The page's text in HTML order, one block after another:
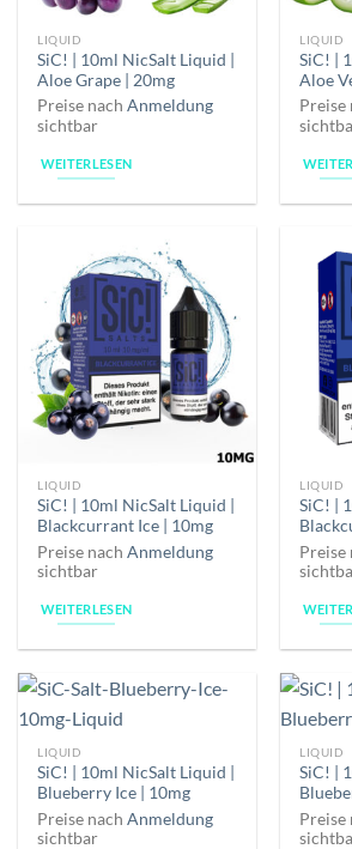
LIQUID
SiC! | 10ml NicSalt Liquid |
Aloe Grape | 20mg
Preise nachAnmeldung
sichtbar
WEITERLESEN
LIQUID
SiC! |
Aloe
Preise
LIQUID
SiC! | 10ml NicSalt Liquid |
Blackcurrant Ice | 10mg
Preise nachAnmeldung
sichtbar
WEITERLESEN
LIQUID
SiC! |
Preise
LIQUID
SiC! | 10ml NicSalt Liquid |
Blueberry Ice | 10mg
Preise nachAnmeldung
sichtbar
LIQUID
SiC! |
Preise